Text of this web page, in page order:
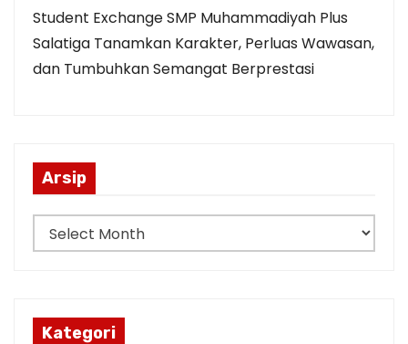
Student Exchange SMP Muhammadiyah Plus
Salatiga Tanamkan Karakter, Perluas Wawasan,
dan Tumbuhkan Semangat Berprestasi
Arsip
r
Kategori